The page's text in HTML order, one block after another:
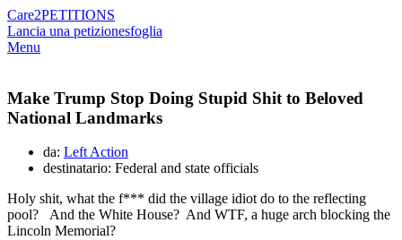
Care2PETITIONS
Lancia una petizionesfoglia
Menu
Make Trump Stop Doing Stupid Shit to Beloved
National Landmarks
da: Left Action
destinatario: Federal and state officials
Holy shit, what the f*** did the village idiot do to the reflecting
pool? And the White House? And WTF, a huge arch blocking the
Lincoln Memorial?